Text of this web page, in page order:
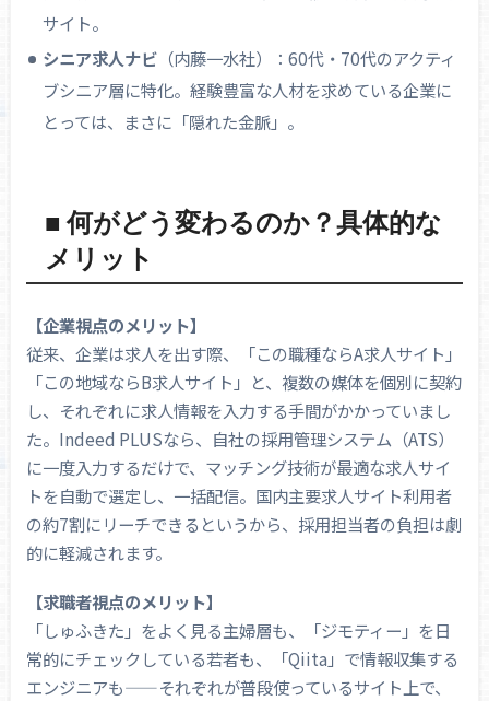
サイト。
シニア求人ナビ （内藤一水社）：60代・70代のアクティ
ブシニア層に特化。経験豊富な人材を求めている企業に
とっては、まさに「隠れた金脈」。
■ 何がどう変わるのか？具体的な
メリット
【企業視点のメリット】
従来、企業は求人を出す際、「この職種ならA求人サイト」
「この地域ならB求人サイト」と、複数の媒体を個別に契約
し、それぞれに求人情報を入力する手間がかかっていまし
た。Indeed PLUSなら、自社の採用管理システム（ATS）
に一度入力するだけで、マッチング技術が最適な求人サイ
トを自動で選定し、一括配信。国内主要求人サイト利用者
の約7割にリーチできるというから、採用担当者の負担は劇
的に軽減されます。
【求職者視点のメリット】
「しゅふきた」をよく見る主婦層も、「ジモティー」を日
常的にチェックしている若者も、「Qiita」で情報収集する
エンジニアも——それぞれが普段使っているサイト上で、